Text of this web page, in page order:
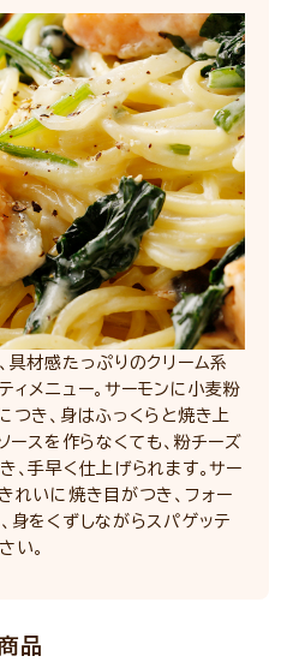
具材感たっぷりのクリーム系
ィメニュー。サーモンに小麦粉
つき、身はふっくらと焼き上
ースを作らなくても、粉チーズ
、手早く仕上げられます。サー
れいに焼き目がつき、フォー
身をくずしながらスパゲッテ
い。
品